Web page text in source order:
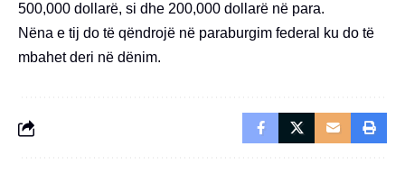
500,000 dollarë, si dhe 200,000 dollarë në para.
Nëna e tij do të qëndrojë në paraburgim federal ku do të
mbahet deri në dënim.